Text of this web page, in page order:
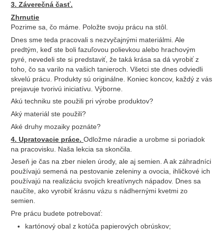
3. Záverečná časť.
Zhrnutie
Pozrime sa, čo máme. Položte svoju prácu na stôl.
Dnes sme teda pracovali s nezvyčajnými materiálmi. Ale
predtým, keď ste boli fazuľovou polievkou alebo hrachovým
pyré, nevedeli ste si predstaviť, že taká krása sa dá vyrobiť z
toho, čo sa varilo na vašich tanieroch. Všetci ste dnes odviedli
skvelú prácu. Produkty sú originálne. Koniec koncov, každý z vás
prejavuje tvorivú iniciatívu. Výborne.
Akú techniku ​​ste použili pri výrobe produktov?
Aký materiál ste použili?
Aké druhy mozaiky poznáte?
4. Upratovacie práce. Odložme náradie a urobme si poriadok
na pracovisku. Naša lekcia sa skončila.
Jeseň je čas na zber nielen úrody, ale aj semien. A ak záhradníci
používajú semená na pestovanie zeleniny a ovocia, ihličkové ich
používajú na realizáciu svojich kreatívnych nápadov. Dnes sa
naučíte, ako vyrobiť krásnu vázu s nádhernými kvetmi zo
semien.
Pre prácu budete potrebovať:
kartónový obal z kotúča papierových obrúskov;